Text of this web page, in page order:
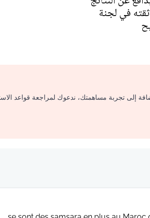
في لجنة
إلى تجربة مساهمتك، ندعوك لمراجعة قواعد